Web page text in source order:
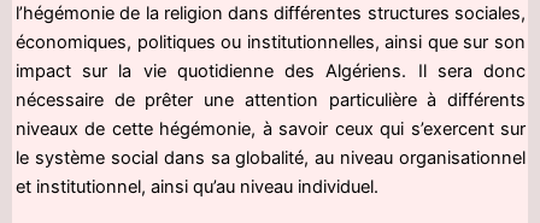
l’hégémonie de la religion dans différentes structures sociales,
économiques, politiques ou institutionnelles, ainsi que sur son
impact sur la vie quotidienne des Algériens. Il sera donc
nécessaire de prêter une attention particulière à différents
niveaux de cette hégémonie, à savoir ceux qui s’exercent sur
le système social dans sa globalité, au niveau organisationnel
et institutionnel, ainsi qu’au niveau individuel.